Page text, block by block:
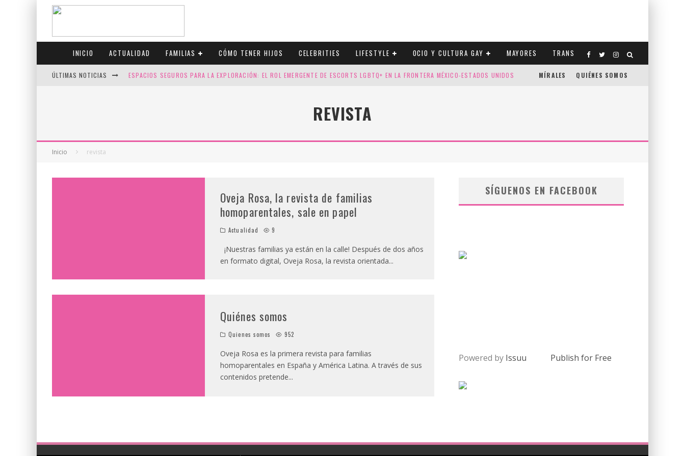
INICIO ACTUALIDAD FAMILIAS CÓMO TENER HIJOS CELEBRITIES LIFESTYLE OCIO Y CULTURA GAY MAYORES TRANS
ÚLTIMAS NOTICIAS ESPACIOS SEGUROS PARA LA EXPLORACIÓN: EL ROL EMERGENTE DE ESCORTS LGBTQ+ EN LA FRONTERA MÉXICO-ESTADOS UNIDOS
CANADÁ CELEBRA EL ORGULLO CON CUATRO SELLOS QUE HONRAN LA HISTORIA LGTB
MÍRALES QUIÉNES SOMOS
REVISTA
Inicio revista
Oveja Rosa, la revista de familias
homoparentales, sale en papel
Actualidad 9
¡Nuestras familias ya están en la calle! Después de dos años
en formato digital, Oveja Rosa, la revista orientada...
Quiénes somos
Quienes somos 952
Oveja Rosa es la primera revista para familias
homoparentales en España y América Latina. A través de sus
contenidos pretende...
SÍGUENOS EN FACEBOOK
Powered by Issuu Publish for Free